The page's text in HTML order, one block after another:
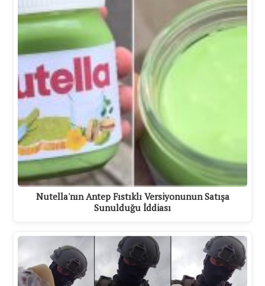
Nutella'nın Antep Fıstıklı Versiyonunun Satışa
Sunulduğu İddiası